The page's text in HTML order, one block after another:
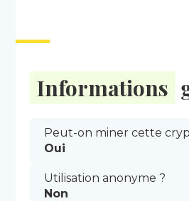
Informations
Peut-on miner cette
Oui
Utilisation anonyme ?
Non